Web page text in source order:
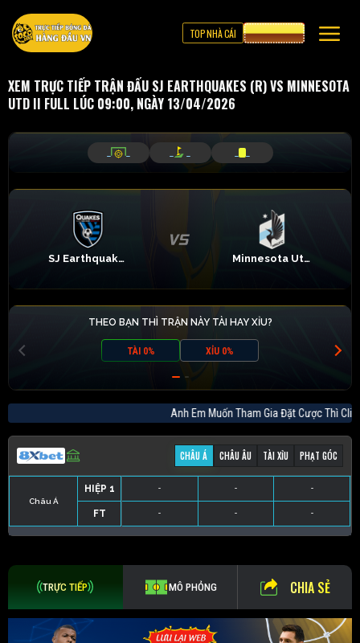
TOP NHÀ CÁI CƯỢC 8XBET
XEM TRỰC TIẾP TRẬN ĐẤU SJ EARTHQUAKES (R) VS MINNESOTA
UTD II FULL LÚC 09:00, NGÀY 13/04/2026
_ _
SJ Earthquakes (R) Minnesota Utd II
THEO BẠN THÌ TRẬN NÀY TÀI HAY XỈU?
TÀI 0% XỈU 0%
Anh Em Muốn Tham Gia Đặt Cược
CHÂU Á CHÂU ÂU TÀI XỈU PHẠT GÓC
Châu Á
HIỆP 1
FT
- - -
- - -
FT - - -
TRỰC TIẾP MÔ PHỎNG CHIA SẺ